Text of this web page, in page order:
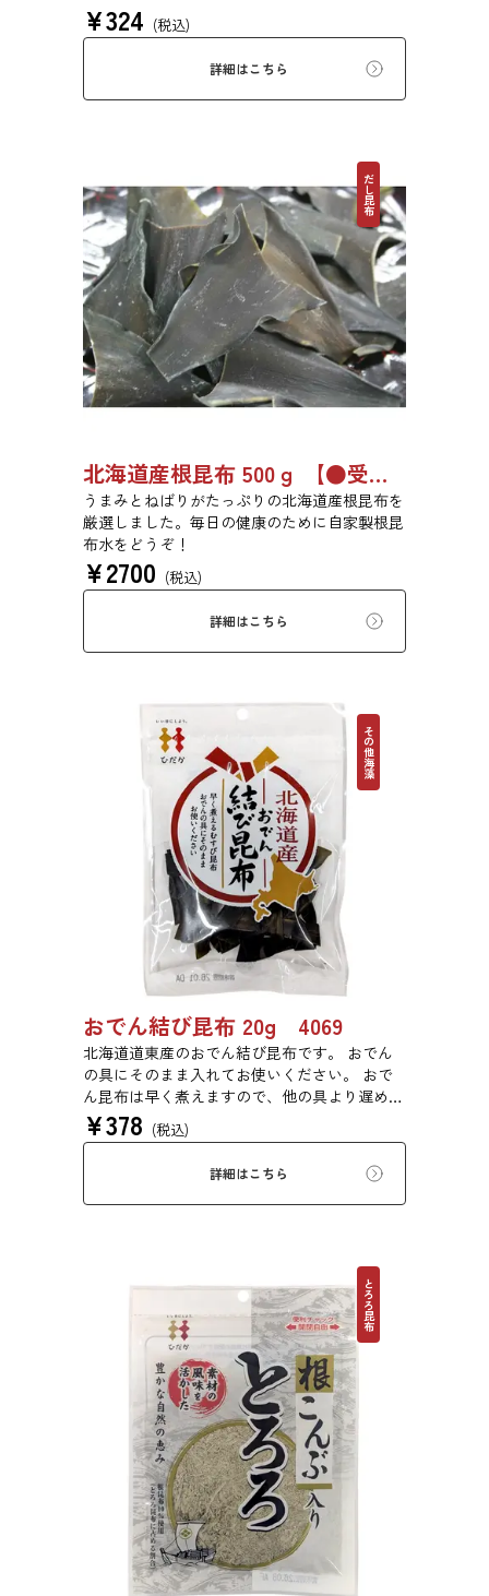
富に含みます。ジャガイモやカボチャと煮付け
たり、ひじきのように野菜等と一緒に油で炒め
たりと様々な用途でご利用いただけます。
¥324 (税込)
詳細はこちら
だし昆布
北海道産根昆布 500ｇ 【●受注生産品】8494
うまみとねばりがたっぷりの北海道産根昆布を
厳選しました。毎日の健康のために自家製根昆
布水をどうぞ！
¥2700 (税込)
詳細はこちら
その他海藻
おでん結び昆布 20g 4069
北海道道東産のおでん結び昆布です。 おでん
の具にそのまま入れてお使いください。 おで
ん昆布は早く煮えますので、他の具より遅めに
入れるとうまく煮えます。
¥378 (税込)
詳細はこちら
とろろ昆布